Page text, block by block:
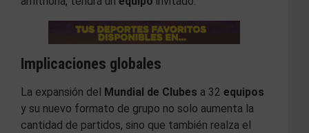
Implicaciones globales
La expansión del Mundial de Clubes a 32 equipos
y su nuevo formato de grupo no solo aumenta la
cantidad de partidos, sino que también realza el